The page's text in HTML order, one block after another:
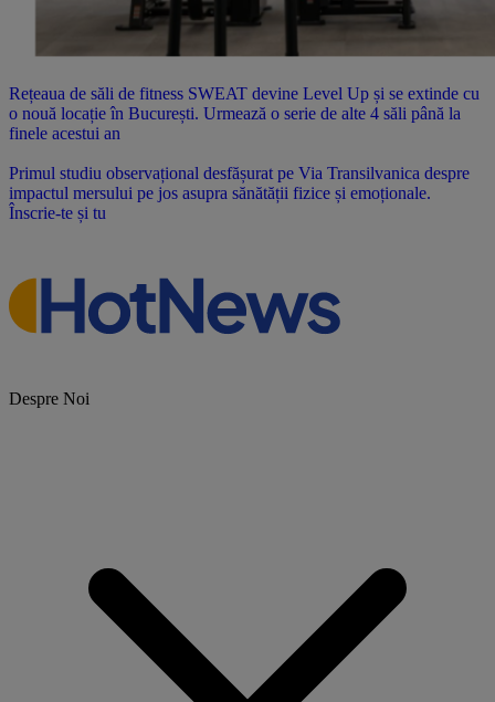
Rețeaua de săli de fitness SWEAT devine Level Up și se extinde cu
o nouă locație în București. Urmează o serie de alte 4 săli până la
finele acestui an
Primul studiu observațional desfășurat pe Via Transilvanica despre
impactul mersului pe jos asupra sănătății fizice și emoționale.
Înscrie-te și tu
Despre Noi